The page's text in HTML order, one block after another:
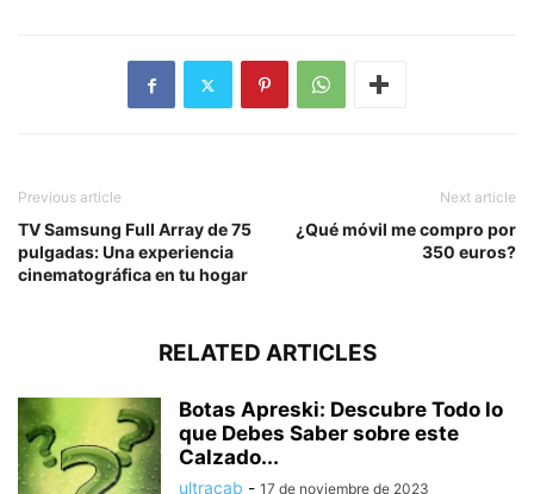
Previous article
TV Samsung Full Array de 75
pulgadas: Una experiencia
cinematográfica en tu hogar
Next article
¿Qué móvil me compro por
350 euros?
RELATED ARTICLES
Botas Apreski: Descubre Todo lo
que Debes Saber sobre este
Calzado...
ultracab - 17 de noviembre de 2023